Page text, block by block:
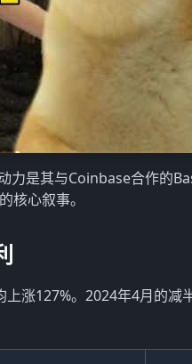
力是其与Coinbase合作的
核心叙事。
涨127%。2024年4月的减